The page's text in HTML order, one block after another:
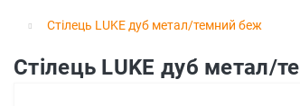
Cтілець LUKE дуб метал/темний беж
Cтілець LUKE дуб метал/